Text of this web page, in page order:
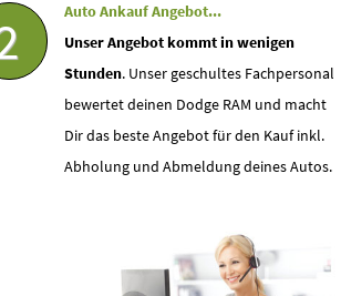
Auto Ankauf Angebot...
Unser Angebot kommt in wenigen
Stunden. Unser geschultes Fachpersonal
bewertet deinen Dodge RAM und macht
Dir das beste Angebot für den Kauf inkl.
Abholung und Abmeldung deines Autos.